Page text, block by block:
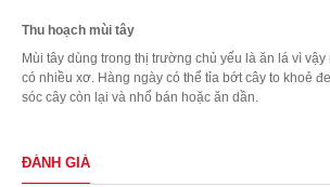
Thu hoạch mùi tây
Mùi tây dùng trong thị trường chủ yếu là ăn lá vì
có nhiều xơ. Hàng ngày có thể tỉa bớt cây to khoẻ
sóc cây còn lại và nhổ bán hoặc ăn dần.
ĐÁNH GIÁ